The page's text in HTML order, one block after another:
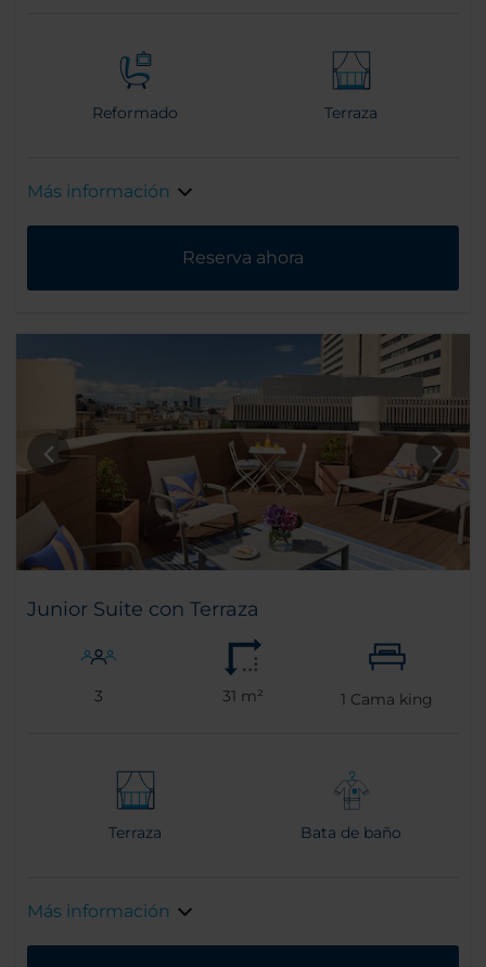
Reformado Terraza
Más información
Reserva ahora
Junior Suite con Terraza
3 31 m² 1 Cama king
Terraza Bata de baño
Más información